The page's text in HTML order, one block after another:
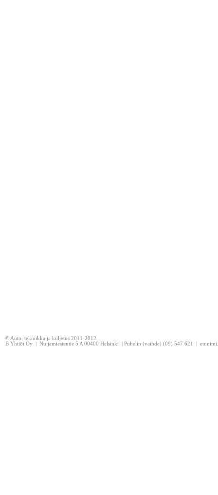
© Auto, tekniikka ja kuljetus 2011-2012
B Yhtiöt Oy | Nuijamiestentie 5 A 00400 Helsinki | Puhelin (vaihde) (09) 547 621 |